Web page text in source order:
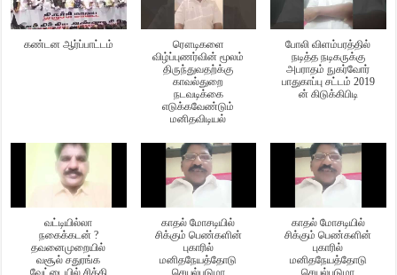
கண்டன ஆர்ப்பாட்டம்
ரௌடிகளை
விழ்ப்புணர்வின் மூலம்
திருந்துவதற்க்கு
காவல்துறை
நடவடிக்கை
எடுக்கவேண்டும்
மனிதவிடியல்
போலி விளம்பரத்தில்
நடித்த நடிகருக்கு
அபராதம் நுகர்வோர்
பாதுகாப்பு சட்டம் 2019
ன் கிடுக்கிபிடி
வட்டியில்லா
நகைக்கடன் ?
தவனைமுறையில்
வசூல் சதுரங்க
வேட்டையில் சிக்கி
காதல் மோசடியில்
சிக்கும் பெண்களின்
புகாரில்
மனிதநேயத்தோடு
செயல்படுமா
காதல் மோசடியில்
சிக்கும் பெண்களின்
புகாரில்
மனிதநேயத்தோடு
செயல்படுமா